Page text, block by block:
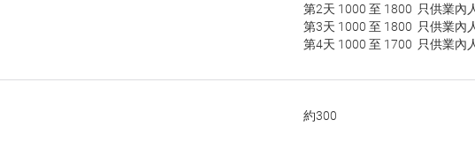
第2天 1000 至 1800 只供業內
第3天 1000 至 1800 只供業內
第4天 1000 至 1700 只供業內
約300